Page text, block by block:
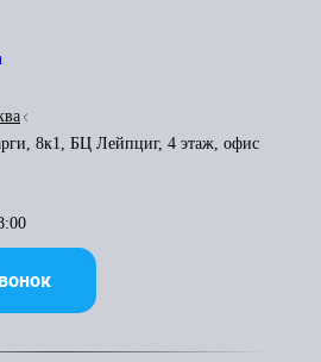
8к1, БЦ Лейпциг, 4 этаж, офис